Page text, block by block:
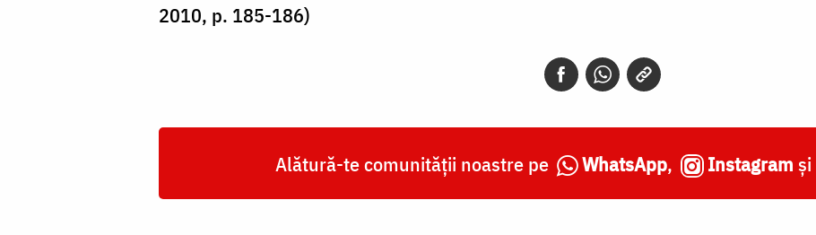
2010, p. 185-186)
Alătură-te comunității noastre pe WhatsApp, Instagram și